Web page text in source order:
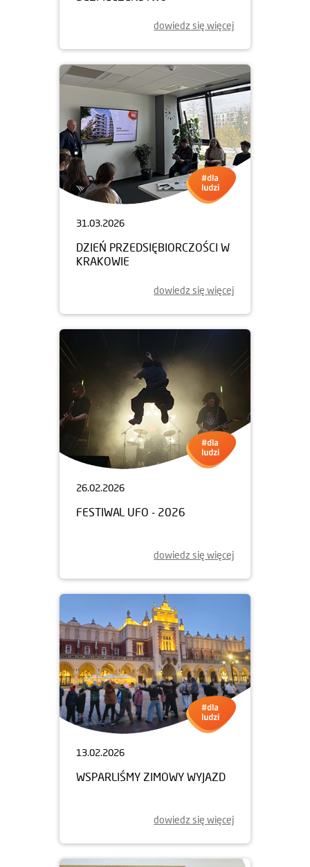
dowiedz się więcej
31.03.2026
DZIEŃ PRZEDSIĘBIORCZOŚCI W
KRAKOWIE
dowiedz się więcej
26.02.2026
FESTIWAL UFO - 2026
dowiedz się więcej
13.02.2026
WSPARLIŚMY ZIMOWY WYJAZD
dowiedz się więcej